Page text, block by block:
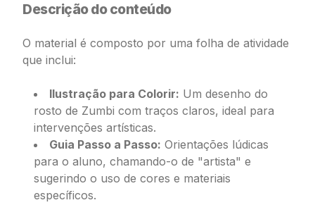
Descrição do conteúdo
O material é composto por uma folha de atividade
que inclui:
Ilustração para Colorir: Um desenho do
rosto de Zumbi com traços claros, ideal para
intervenções artísticas.
Guia Passo a Passo: Orientações lúdicas
para o aluno, chamando-o de "artista" e
sugerindo o uso de cores e materiais
específicos.